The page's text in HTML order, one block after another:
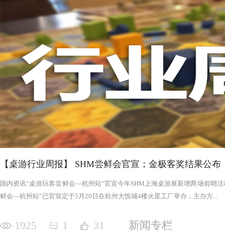
否进入罪恶的回合，鉴于次数有限以及是在英雄之后，这对
雄在场上存活的时间推移，英雄会变得更强，为了不断重创
日记录表，末日记录表上的数字越大，罪恶将会变得愈加难
竭尽全力后，仍要凭着压倒性的力量夷平土地。 与罪恶相对应的，是英雄阵营。每一次游戏，会在众
多英雄中（基础是七个，扩展中还有二十个左右）选择七个
的能力，也各有侧重，这一点的设计使游戏可玩度更高。然
的危机，英雄的每次行动都需要深思熟虑，与队友的配合显
英雄更是需要不断搜寻装备武装自己，然而每一轮的装备数
英雄为了目标浴血奋战，然而行动有限，资源有限，英雄们
战、面对压力的人来说，英雄的阵营将让你沉浸于此。，而
我体验的六局里，只扮演了一次罪恶，大多数作为英雄时，
游戏，不仅仅是挑战，而是它本身加入的运气因素和策略程
实现的艰巨挑战。大家有机会确实值得尝试！
【桌游行业周报】 SHM尝鲜会官宣；金极客奖结果公布
国内资讯“桌游玩客尝鲜会—杭州站”官宣今年SHM上海桌游展新增两场前哨
鲜会—杭州站”已官宣定于5月20日在杭州大悦城4楼火星工厂举办，主办方...
1925 1 31 新闻专栏